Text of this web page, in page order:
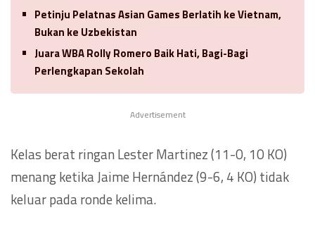
Petinju Pelatnas Asian Games Berlatih ke Vietnam,
Bukan ke Uzbekistan
Juara WBA Rolly Romero Baik Hati, Bagi-Bagi
Perlengkapan Sekolah
Advertisement
Kelas berat ringan Lester Martinez (11-0, 10 KO)
menang ketika Jaime Hernández (9-6, 4 KO) tidak
keluar pada ronde kelima.